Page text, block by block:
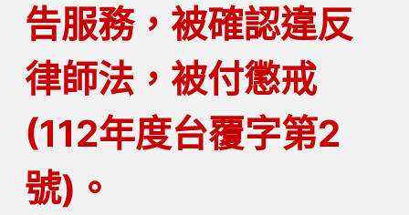
告服務，被確認違反
律師法，被付懲戒
(112年度台覆字第2
號)。